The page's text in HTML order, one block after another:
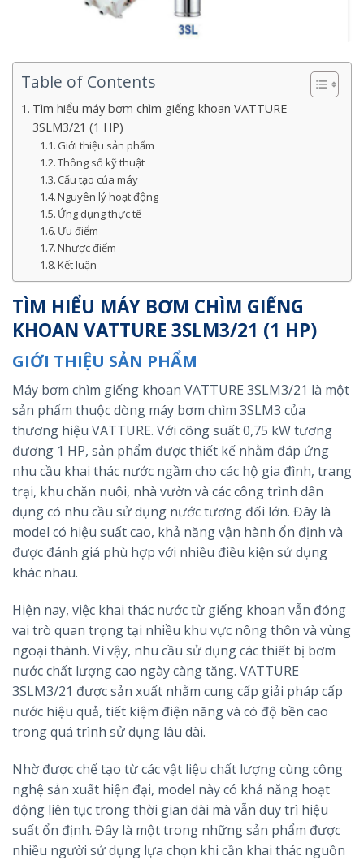
Table of Contents
Tìm hiểu máy bơm chìm giếng khoan VATTURE
3SLM3/21 (1 HP)
Giới thiệu sản phẩm
Thông số kỹ thuật
Cấu tạo của máy
Nguyên lý hoạt động
Ứng dụng thực tế
Ưu điểm
Nhược điểm
Kết luận
TÌM HIỂU MÁY BƠM CHÌM GIẾNG
KHOAN VATTURE 3SLM3/21 (1 HP)
GIỚI THIỆU SẢN PHẨM
Máy bơm chìm giếng khoan VATTURE 3SLM3/21 là một
sản phẩm thuộc dòng máy bơm chìm 3SLM3 của
thương hiệu VATTURE. Với công suất 0,75 kW tương
đương 1 HP, sản phẩm được thiết kế nhằm đáp ứng
nhu cầu khai thác nước ngầm cho các hộ gia đình, trang
trại, khu chăn nuôi, nhà vườn và các công trình dân
dụng có nhu cầu sử dụng nước tương đối lớn. Đây là
model có hiệu suất cao, khả năng vận hành ổn định và
được đánh giá phù hợp với nhiều điều kiện sử dụng
khác nhau.
Hiện nay, việc khai thác nước từ giếng khoan vẫn đóng
vai trò quan trọng tại nhiều khu vực nông thôn và vùng
ngoại thành. Vì vậy, nhu cầu sử dụng các thiết bị bơm
nước chất lượng cao ngày càng tăng. VATTURE
3SLM3/21 được sản xuất nhằm cung cấp giải pháp cấp
nước hiệu quả, tiết kiệm điện năng và có độ bền cao
trong quá trình sử dụng lâu dài.
Nhờ được chế tạo từ các vật liệu chất lượng cùng công
nghệ sản xuất hiện đại, model này có khả năng hoạt
động liên tục trong thời gian dài mà vẫn duy trì hiệu
suất ổn định. Đây là một trong những sản phẩm được
nhiều người sử dụng lựa chọn khi cần khai thác nguồn